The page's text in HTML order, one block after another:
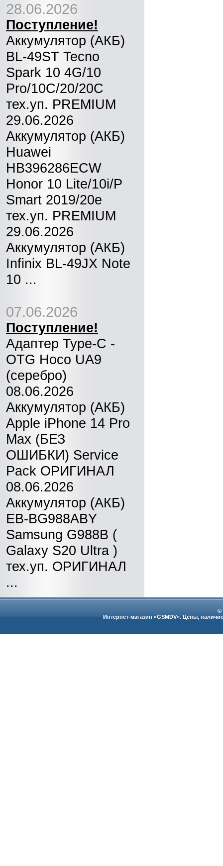
28.06.2026
Поступление!
Аккумулятор (АКБ)
BL-49ST Tecno
Spark 10 4G/10
Pro/10C/20/20C
тех.уп. PREMIUM
29.06.2026
Аккумулятор (АКБ)
Huawei
HB396286ECW
Honor 10 Lite/10i/P
Smart 2019/20e
тех.уп. PREMIUM
29.06.2026
Аккумулятор (АКБ)
Infinix BL-49JX Note
10 ...
07.06.2026
Поступление!
Адаптер Type-C -
OTG Hoco UA9
(серебро)
08.06.2026
Аккумулятор (АКБ)
Apple iPhone 14 Pro
Max (БЕЗ
ОШИБКИ) Service
Pack ОРИГИНАЛ
08.06.2026
Аккумулятор (АКБ)
EB-BG988ABY
Samsung G988B (
Galaxy S20 Ultra )
тех.уп. ОРИГИНАЛ
...
©
Интернет-магазин «GSMDV». Цены,